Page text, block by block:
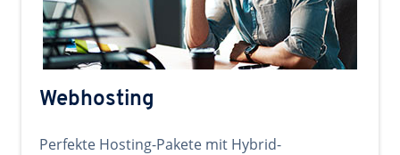
Webhosting
Perfekte Hosting-Pakete mit Hybrid-